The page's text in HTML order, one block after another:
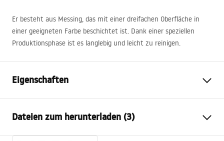
Er besteht aus Messing, das mit einer dreifachen Oberfläche in
einer geeigneten Farbe beschichtet ist. Dank einer speziellen
Produktionsphase ist es langlebig und leicht zu reinigen.
Eigenschaften
Montageart
Standarmatur
Farbe
Schwarz
Dateien zum herunterladen (3)